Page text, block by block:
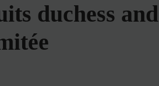
duchess and